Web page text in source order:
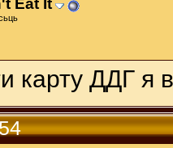
Eat It
карту ДДГ я